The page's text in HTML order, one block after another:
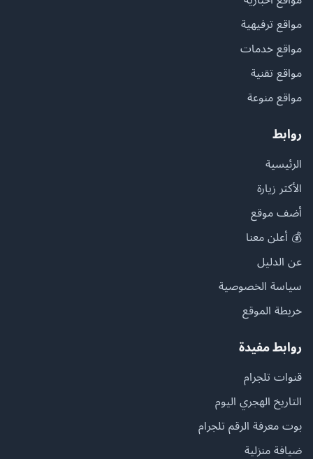
مواقع ترفيهية
مواقع خدمات
مواقع تقنية
مواقع منوعة
روابط
الرئيسية
الأكثر زيارة
أضف موقع
💰 أعلن معنا
عن الدليل
سياسة الخصوصية
خريطة الموقع
روابط مفيدة
قنوات تلجرام
التاريخ الهجري اليوم
بوت معرفة الرقم تلجرام
ضيافة منزلية